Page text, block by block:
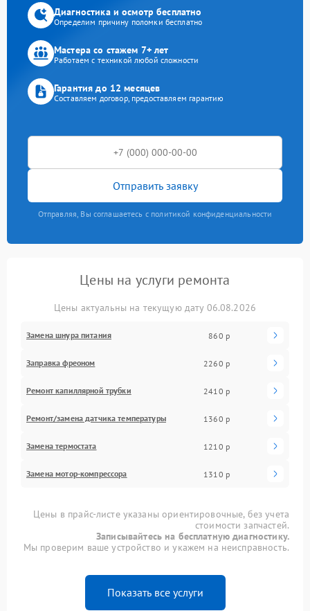
Диагностика и осмотр бесплатно
Определим причину поломки бесплатно
Мастера со стажем 7+ лет
Работаем с техникой любой сложности
Гарантия до 12 месяцев
Составляем договор, предоставляем гарантию
Отправить заявку
Отправляя, Вы соглашаетесь с политикой конфиденциальности
Цены на услуги ремонта
Цены актуальны на текущую дату 06.08.2026
Замена шнура питания 860 р
Заправка фреоном 2260 р
Ремонт капиллярной трубки 2410 р
Ремонт/замена датчика температуры 1360 р
Замена термостата 1210 р
Замена мотор-компрессора 1310 р
Цены в прайс-листе указаны ориентировочные, без учета
стоимости запчастей.
Записывайтесь на бесплатную диагностику.
Мы проверим ваше устройство и укажем на неисправность.
Показать все услуги